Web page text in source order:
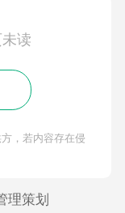
读
，若内容存在侵
理策划